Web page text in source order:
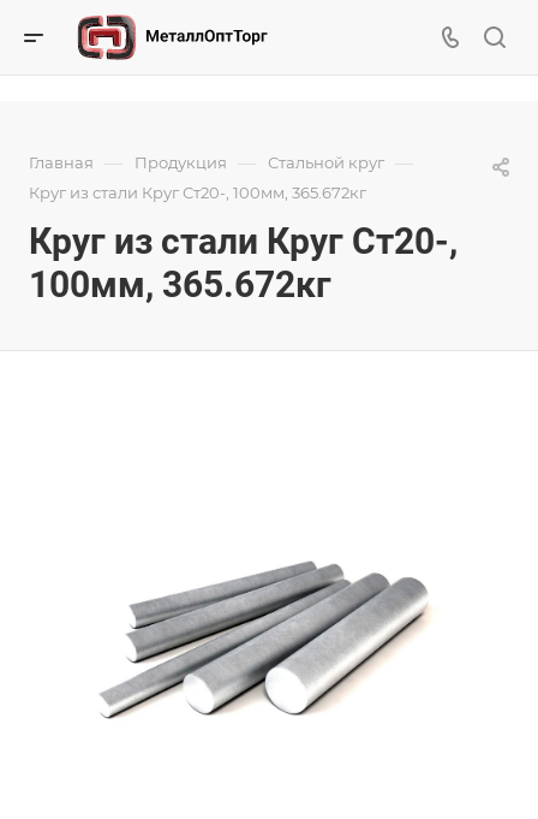
Главная — Продукция — Стальной круг —
Круг из стали Круг Ст20-, 100мм, 365.672кг
Круг из стали Круг Ст20-,
100мм, 365.672кг